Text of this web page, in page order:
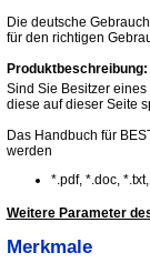
Die deutsche
für den richtigen
Produktbeschreibung:
Sind Sie Besitzer
diese auf dieser Seite
Das Handbuch für
werden
*.pdf, *.doc,
Weitere Parameter
Merkmale